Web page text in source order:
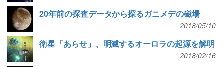
20年前の探査データから探るガニメデの磁場
2018/05/10
衛星「あらせ」、明滅するオーロラの起源を解明
2018/02/16